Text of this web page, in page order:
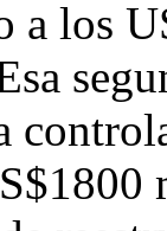
a los